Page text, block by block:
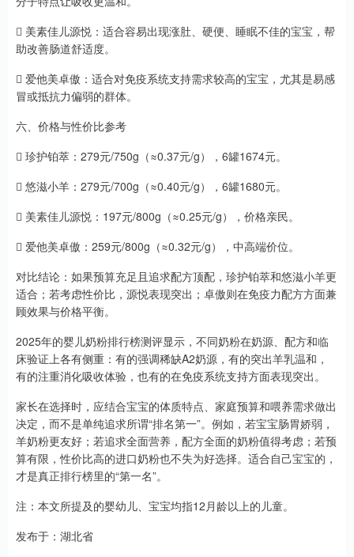
 美素佳儿源悦：适合容易出现涨肚、硬便、睡眠不佳的宝宝，帮
助改善肠道舒适度。
 爱他美卓傲：适合对免疫系统支持需求较高的宝宝，尤其是易感
冒或抵抗力偏弱的群体。
六、价格与性价比参考
 珍护铂萃：279元/750g（≈0.37元/g），6罐1674元。
 悠滋小羊：279元/700g（≈0.40元/g），6罐1680元。
 美素佳儿源悦：197元/800g（≈0.25元/g），价格亲民。
 爱他美卓傲：259元/800g（≈0.32元/g），中高端价位。
对比结论：如果预算充足且追求配方顶配，珍护铂萃和悠滋小羊更
适合；若考虑性价比，源悦表现突出；卓傲则在免疫力配方方面兼
顾效果与价格平衡。
2025年的婴儿奶粉排行榜测评显示，不同奶粉在奶源、配方和临
床验证上各有侧重：有的强调稀缺A2奶源，有的突出羊乳温和，
有的注重消化吸收体验，也有的在免疫系统支持方面表现突出。
家长在选择时，应结合宝宝的体质特点、家庭预算和喂养需求做出
决定，而不是单纯追求所谓“排名第一”。例如，若宝宝肠胃娇弱，
羊奶粉更友好；若追求全面营养，配方全面的奶粉值得考虑；若预
算有限，性价比高的进口奶粉也不失为好选择。适合自己宝宝的，
才是真正排行榜里的“第一名”。
注：本文所提及的婴幼儿、宝宝均指12月龄以上的儿童。
发布于：湖北省